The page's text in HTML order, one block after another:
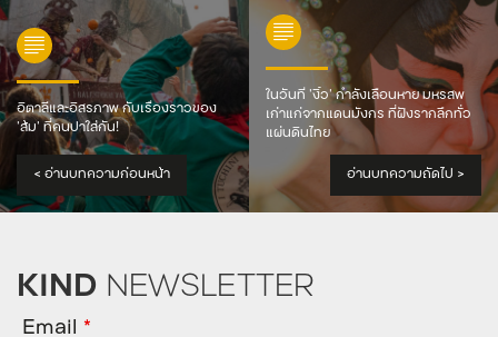
อิตาลีและอิสรภาพ กับเรื่องราวของ
‘ส้ม’ ที่คนปาใส่กัน!
< อ่านบทความก่อนหน้า
ในวันที่ ‘งิ้ว’ กำลังเลือนหาย มหรสพ
เก่าแก่จากแดนมังกร ที่ฝังรากลึกทั่ว
แผ่นดินไทย
อ่านบทความถัดไป >
KIND NEWSLETTER
Email *